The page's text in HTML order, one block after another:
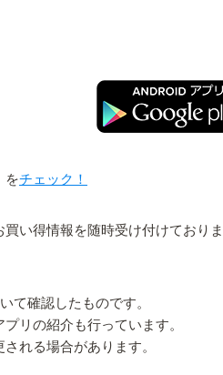
をチェック！
い得情報を随時受け付けておりま
て確認したものです。
リの紹介も行っています。
れる場合があります。